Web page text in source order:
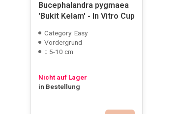
Bucephalandra pygmaea
'Bukit Kelam' - In Vitro Cup
Category: Easy
Vordergrund
↕ 5-10 cm
Nicht auf Lager
in Bestellung